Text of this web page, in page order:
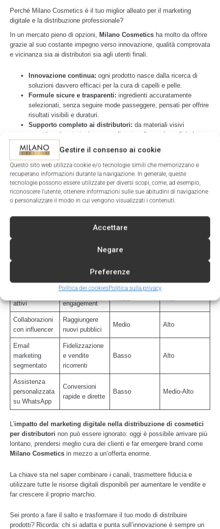
Gestire il consenso ai cookie
Questo sito web utilizza cookie e/o tecnologie simili che memorizzano e
recuperano informazioni durante la navigazione. In generale, queste
tecnologie possono essere utilizzate per diversi scopi, come, ad esempio,
riconoscere l'utente, ottenere informazioni sulle sue abitudini di navigazione
o personalizzare il modo in cui vengono visualizzati i contenuti.
Accettare
Negare
Preferenze
Politica dei cookiesPolitica sulla privacy
Perché Milano Cosmetics è il tuo miglior alleato per il marketing
digitale e la distribuzione professionale?
In un mercato pieno di opzioni, Milano Cosmetics ha molto da offrire
grazie al suo costante impegno verso innovazione, qualità comprovata
e vicinanza sia ai distributori sia agli utenti finali.
Innovazione continua: ogni prodotto nasce dalla ricerca di
soluzioni davvero efficaci per la cura di capelli e pelle.
Formule sicure e trasparenti: ingredienti accuratamente
selezionati, senza seguire mode passeggere, pensati per offrire
risultati visibili e duraturi.
Supporto completo ai distributori: da materiali visivi
accattivanti a strategie personalizzate e formazione digitale per
aumentare le vendite.
Lavorando con Milano Cosmetics, diventi automaticamente
ambasciatore di un brand impegnato nella bellezza responsabile e nel
benessere reale. E diciamocelo… non è forse proprio questo ciò che
cercano oggi i clienti?
Beneficio
Livello di
accesso e
attivi
Visibilità ed
engagement
Medio Alto
Collaborazioni
con influencer
Raggiungere
nuovi pubblici
Medio Alto
Email
marketing
segmentato
Fidelizzazione
e vendite
ricorrenti
Basso Alto
Assistenza
personalizzata
su WhatsApp
Conversioni
rapide e dirette
Basso Medio-Alto
L’impatto del marketing digitale nella distribuzione di cosmetici
per distributori non può essere ignorato: oggi è possibile arrivare più
lontano, prendersi meglio cura dei clienti e far emergere brand come
Milano Cosmetics in mezzo a un’offerta enorme.
La chiave sta nel saper combinare i canali, trasmettere fiducia e
utilizzare tutte le risorse digitali disponibili per aumentare le vendite e
far crescere il proprio marchio.
Sei pronto a fare il salto e trasformare il tuo modo di distribuire
prodotti? Ricorda: chi si adatta e punta sull’innovazione è sempre un